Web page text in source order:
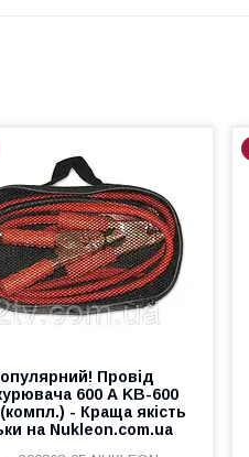
Провід
600 А KB-600
- Краща якість
на Nukleon.com.ua